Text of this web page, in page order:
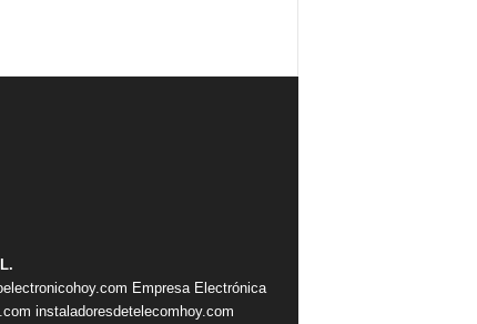
Empresa Electrónica
instaladoresdetelecomhoy.com